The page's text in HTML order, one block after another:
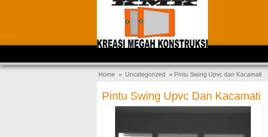
Home » Uncategorized » Pintu Swing Upvc dan Kacamati
Pintu Swing Upvc Dan Kacamati